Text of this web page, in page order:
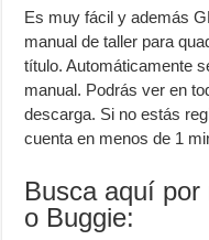
Es muy fácil y además
manual de taller para
título. Automáticamente
manual. Podrás ver en
descarga. Si no estás
cuenta en menos de 1
Busca aquí por
o Buggie: